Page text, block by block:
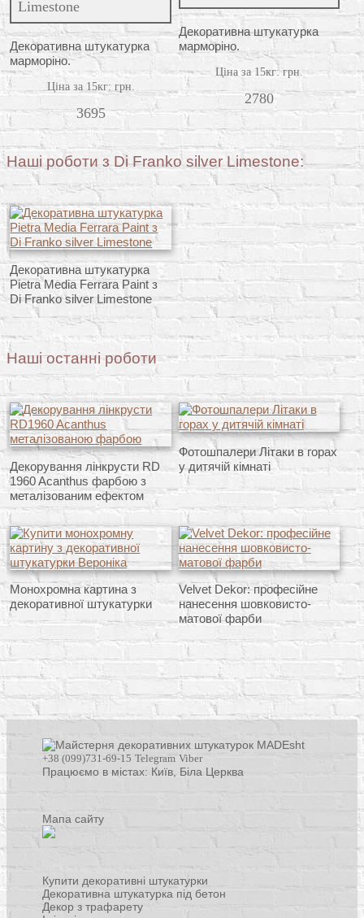
Limestone
Декоративна штукатурка
марморіно.
Ціна за 15кг: грн.
3695
Декоративна штукатурка
марморіно.
Ціна за 15кг: грн.
2780
Наші роботи з Di Franko silver Limestone:
Декоративна штукатурка
Pietra Media Ferrara Paint з
Di Franko silver Limestone
Наші останні роботи
Декорування лінкрусти RD
1960 Acanthus фарбою з
металізованим ефектом
Фотошпалери Літаки в горах
у дитячій кімнаті
Монохромна картина з
декоративної штукатурки
Velvet Dekor: професійне
нанесення шовковисто-
матової фарби
+38 (099)731-69-15 Telegram Viber
Працюємо в містах: Київ, Біла Церква
Мапа сайту
Купити декоративні штукатурки
Декоративна штукатурка під бетон
Декор з трафарету